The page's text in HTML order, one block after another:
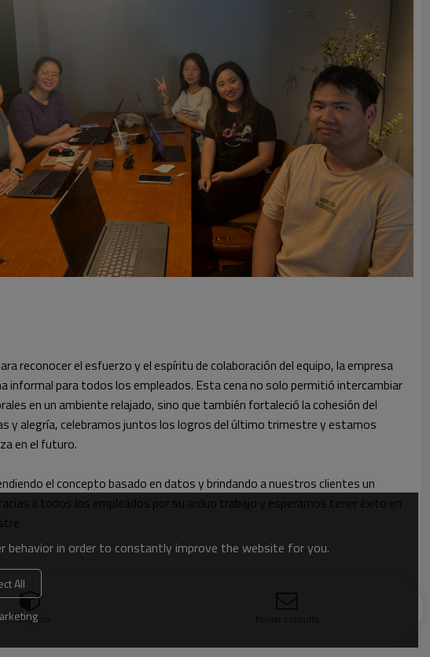
reconocer el esfuerzo y el espíritu de colaboración del equipo, la empresa
informal para todos los empleados. Esta cena no solo permitió intercambiar
en un ambiente relajado, sino que también fortaleció la cohesión del
y alegría, celebramos juntos los logros del último trimestre y estamos
en el futuro.
el concepto basado en datos y brindando a nuestros clientes un
a todos los empleados por su arduo trabajo y esperamos tener éxito en
categoría
behavior in order to constantly improve the website for you.
All